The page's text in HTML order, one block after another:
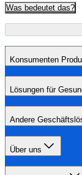
Was bedeutet das?
Konsumenten
Lösungen für
Andere
Über uns